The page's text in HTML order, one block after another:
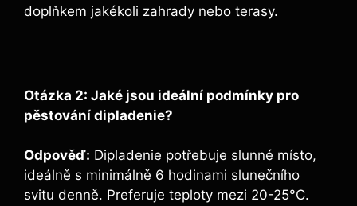
doplňkem jakékoli zahrady nebo terasy.
Otázka 2: Jaké jsou ideální podmínky pro
pěstování dipladenie?
Odpověď: Dipladenie potřebuje slunné místo,
ideálně s minimálně 6 hodinami slunečního
svitu denně. Preferuje teploty mezi 20-25°C.